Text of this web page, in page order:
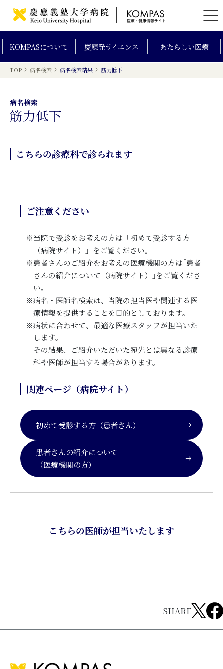
KOMPASについて 慶應発サイエンス あたらしい医療
TOP > 病名検索 > 病名検索結果 > 筋力低下
病名検索
筋力低下
こちらの診療科で診られます
ご注意ください
※当院で受診をお考えの方は「初めて受診する方
（病院サイト）」をご覧ください。
※患者さんのご紹介をお考えの医療機関の方は｢患者
さんの紹介について（病院サイト）｣をご覧くださ
い。
※病名・医師名検索は、当院の担当医や関連する医
療情報を提供することを目的としております。
※病状に合わせて、最適な医療スタッフが担当いた
します。
その結果、ご紹介いただいた宛先とは異なる診療
科や医師が担当する場合があります。
関連ページ（病院サイト）
初めて受診する方（患者さん）
患者さんの紹介について
（医療機関の方）
こちらの医師が担当いたします
SHARE